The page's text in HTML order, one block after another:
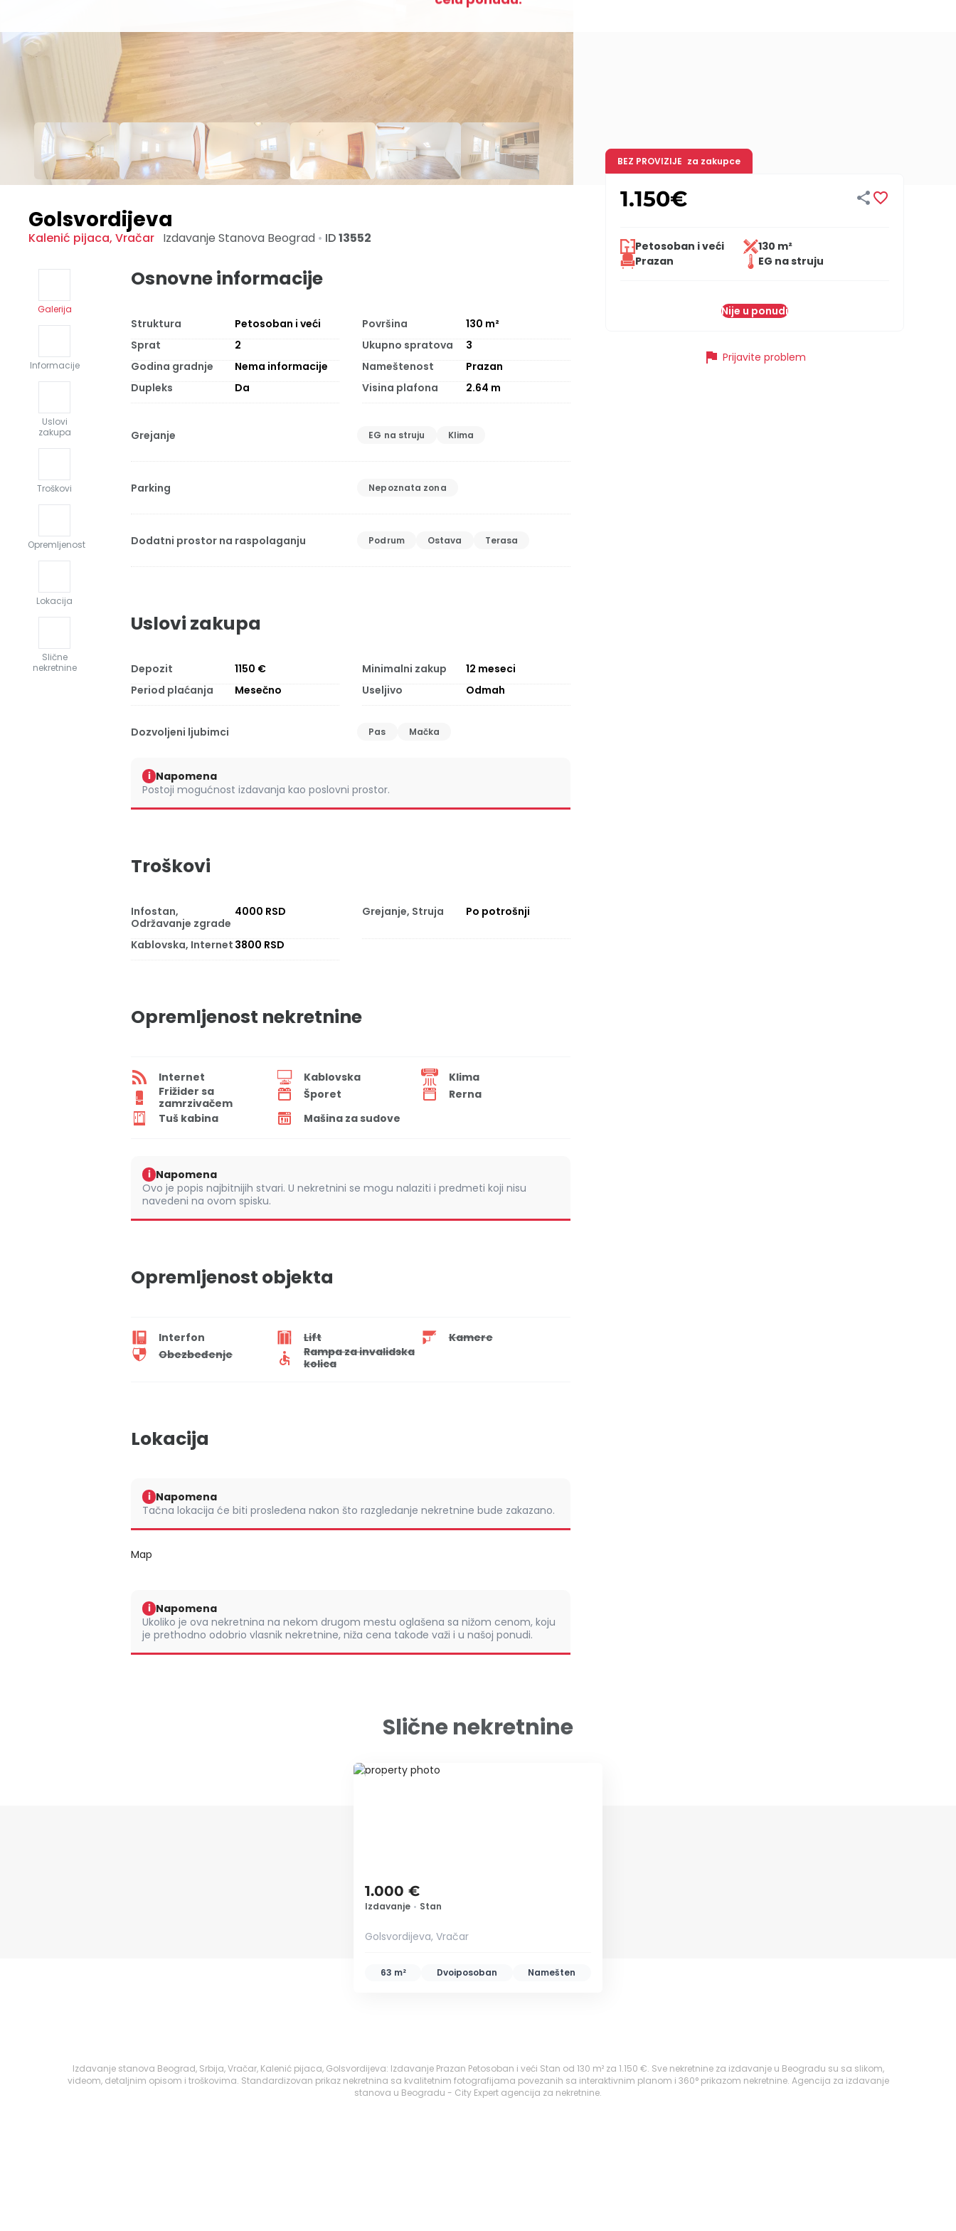
Golsvordijeva
Kalenić pijaca, Vračar Izdavanje Stanova Beograd • ID13552
Galerija
Informacije
Uslovi
zakupa
Troškovi
Opremljenost
Lokacija
Slične
nekretnine
Osnovne informacije
Struktura Petosoban i veći Površina 130 m²
Sprat
2 Ukupno spratova
3
Godina gradnje
Nema informacije Nameštenost
Prazan
Dupleks
Da Visina plafona 2.64 m
Grejanje EG na struju Klima
Parking Nepoznata zona
Dodatni prostor na raspolaganju Podrum Ostava Terasa
Uslovi zakupa
Depozit 1150 € Minimalni zakup 12 meseci
Period plaćanja
Mesečno Useljivo Odmah
Dozvoljeni ljubimci Pas Mačka
i Napomena
Postoji mogućnost izdavanja kao poslovni prostor.
Troškovi
Infostan,
Održavanje zgrade
4000 RSD Grejanje, Struja Po potrošnji
Kablovska, Internet 3800 RSD
Opremljenost nekretnine
Internet Kablovska
Klima
Frižider sa
zamrzivačem
Šporet
Rerna
Tuš kabina
Mašina za sudove
i Napomena
Ovo je popis najbitnijih stvari. U nekretnini se mogu nalaziti i predmeti koji nisu
navedeni na ovom spisku.
Opremljenost objekta
Interfon Lift
Kamere
Obezbeđenje
Rampa za invalidska
kolica
Lokacija
i Napomena
Tačna lokacija će biti prosleđena nakon što razgledanje nekretnine bude zakazano.
Map
i Napomena
Ukoliko je ova nekretnina na nekom drugom mestu oglašena sa nižom cenom, koju
je prethodno odobrio vlasnik nekretnine, niža cena takođe važi i u našoj ponudi.
1.150€  
BEZ PROVIZIJE za zakupce
Petosoban i veći
130 m²
Prazan
EG na struju
Nije u ponudi
flag Prijavite problem
Slične nekretnine
ID 65737
1.000 €
Izdavanje • Stan
Golsvordijeva, Vračar
63 m² Dvoiposoban Namešten
Izdavanje stanova Beograd, Srbija, Vračar, Kalenić pijaca, Golsvordijeva: Izdavanje Prazan Petosoban i veći Stan od 130 m² za 1.150 €. Sve nekretnine za izdavanje u Beogradu su sa slikom,
videom, detaljnim opisom i troškovima. Standardizovan prikaz nekretnina sa kvalitetnim fotografijama povezanih sa interaktivnim planom i 360° prikazom nekretnine. Agencija za izdavanje
stanova u Beogradu - City Expert agencija za nekretnine.